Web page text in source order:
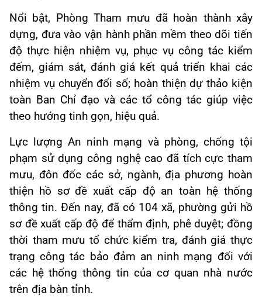
Nổi bật, Phòng Tham mưu đã hoàn thành xây
dựng, đưa vào vận hành phần mềm theo dõi tiến
độ thực hiện nhiệm vụ, phục vụ công tác kiểm
đếm, giám sát, đánh giá kết quả triển khai các
nhiệm vụ chuyển đổi số; hoàn thiện dự thảo kiện
toàn Ban Chỉ đạo và các tổ công tác giúp việc
theo hướng tinh gọn, hiệu quả.
Lực lượng An ninh mạng và phòng, chống tội
phạm sử dụng công nghệ cao đã tích cực tham
mưu, đôn đốc các sở, ngành, địa phương hoàn
thiện hồ sơ đề xuất cấp độ an toàn hệ thống
thông tin. Đến nay, đã có 104 xã, phường gửi hồ
sơ đề xuất cấp độ để thẩm định, phê duyệt; đồng
thời tham mưu tổ chức kiểm tra, đánh giá thực
trạng công tác bảo đảm an ninh mạng đối với
các hệ thống thông tin của cơ quan nhà nước
trên địa bàn tỉnh.